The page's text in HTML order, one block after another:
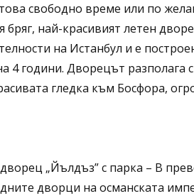
свободно време или по
най-красивият летен
на Истанбул и е
4 години. Дворецът разполага
гледка към Босфора,
„Йълдъз” с парка – В
дворци на османската